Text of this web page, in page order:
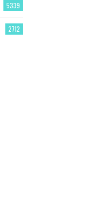
5339
2712